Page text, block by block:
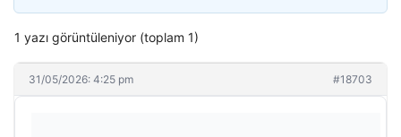
1 yazı görüntüleniyor (toplam 1)
31/05/2026: 4:25 pm #18703